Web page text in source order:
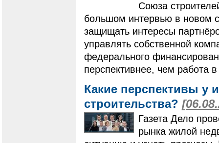
Союза
большом интервью в новом
защищать интересы
управлять собственной
федерального
перспективнее, чем работа в
Какие перспективы у
строительства?
Газета Дело
рынка жилой